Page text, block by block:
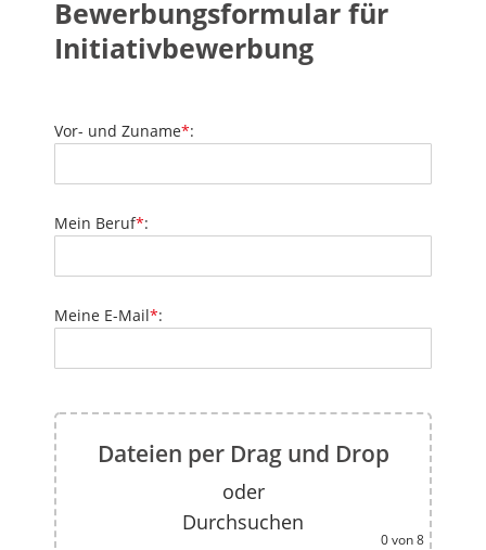
Bewerbungsformular für
Initiativbewerbung
Vor- und Zuname*:
Mein Beruf*:
Meine E-Mail*:
Dateien per Drag und Drop
oder
Durchsuchen
0von 8